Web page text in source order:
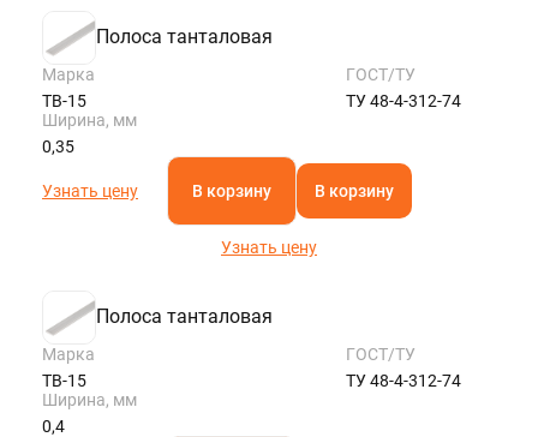
Полоса танталовая
Марка
ТВ-15
ГОСТ/ТУ
ТУ 48-4-312-74
Ширина, мм
0,35
Узнать цену В корзину В корзину
Узнать цену
Полоса танталовая
Марка
ТВ-15
ГОСТ/ТУ
ТУ 48-4-312-74
Ширина, мм
0,4